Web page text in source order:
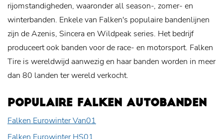
rijomstandigheden, waaronder all season-, zomer- en
winterbanden. Enkele van Falken's populaire bandenlijnen
zijn de Azenis, Sincera en Wildpeak series. Het bedrijf
produceert ook banden voor de race- en motorsport. Falken
Tire is wereldwijd aanwezig en haar banden worden in meer
dan 80 landen ter wereld verkocht.
POPULAIRE FALKEN AUTOBANDEN
Falken Eurowinter Van01